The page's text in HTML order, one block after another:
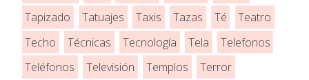
Tapizado
Tatuajes Taxis Tazas Té
Teatro
Techo
Técnicas Tecnología Tela
Telefonos
Teléfonos
Televisión Templos
Terror